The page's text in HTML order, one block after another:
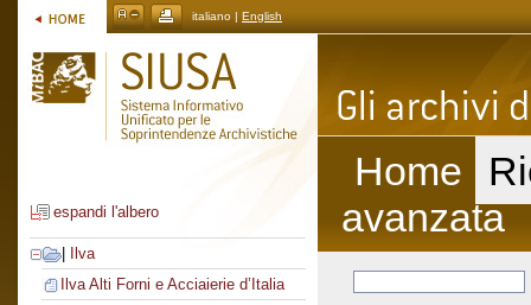
italiano | English
espandi l'albero
Ilva
Ilva Alti Forni e Acciaierie d’Italia
Home
avanzata